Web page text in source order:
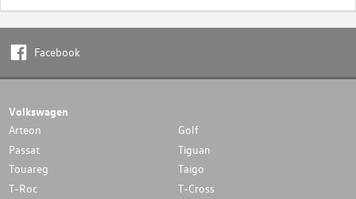
Facebook
Volkswagen
Arteon
Golf
Passat
Tiguan
Touareg
Taigo
T-Roc
T-Cross